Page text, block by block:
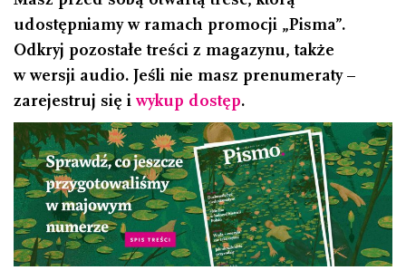
udostępniamy w ramach promocji „Pisma”.
Odkryj pozostałe treści z magazynu, także
w wersji audio. Jeśli nie masz prenumeraty –
zarejestruj się i wykup dostęp.